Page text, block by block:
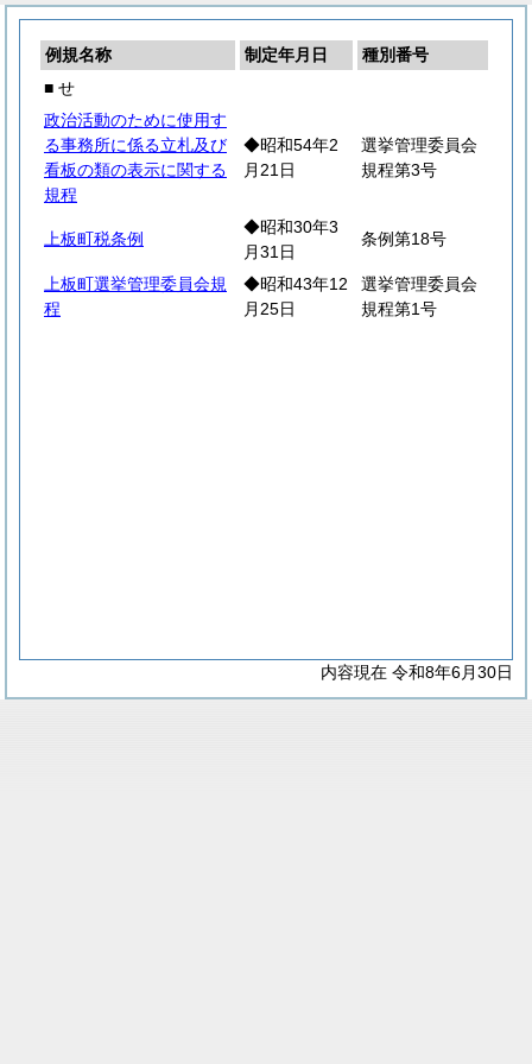
例規名称 制定年月日
種別番号
■ せ
政治活動のために使用す
る事務所に係る立札及び
看板の類の表示に関する
規程
◆昭和54年2
月21日
選挙管理委員会
規程第3号
上板町税条例
◆昭和30年3
月31日
条例第18号
上板町選挙管理委員会規
程
◆昭和43年12
月25日
選挙管理委員会
規程第1号
内容現在 令和8年6月30日